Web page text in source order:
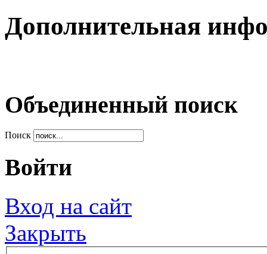
Дополнительная
Объединенный поиск
Поиск
Войти
Вход на сайт
Закрыть